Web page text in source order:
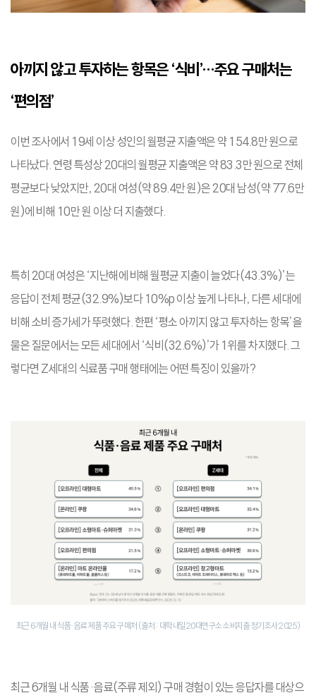
아끼지 않고 투자하는 항목은 ‘식비’…주요 구매처는
‘편의점’
이번 조사에서 19세 이상 성인의 월평균 지출액은 약 154.8만 원으로
나타났다. 연령 특성상 20대의 월평균 지출액은 약 83.3만 원으로 전체
평균보다 낮았지만, 20대 여성(약 89.4만 원)은 20대 남성(약 77.6만
원)에 비해 10만 원 이상 더 지출했다.
특히 20대 여성은 ‘지난해에 비해 월평균 지출이 늘었다(43.3%)’는
응답이 전체 평균(32.9%)보다 10%p 이상 높게 나타나, 다른 세대에
비해 소비 증가세가 뚜렷했다. 한편 ‘평소 아끼지 않고 투자하는 항목’을
물은 질문에서는 모든 세대에서 ‘식비(32.6%)’가 1위를 차지했다. 그
렇다면 Z세대의 식료품 구매 행태에는 어떤 특징이 있을까?
최근 6개월 내 식품·음료 제품 주요 구매처 (출처: 대학내일20대연구소 소비지출 정기조사 2025)
최근 6개월 내 식품·음료(주류 제외) 구매 경험이 있는 응답자를 대상으